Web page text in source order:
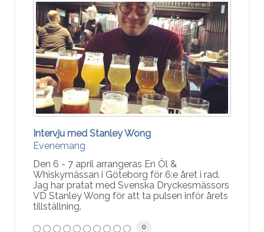
Intervju med Stanley Wong
Evenemang
Den 6 - 7 april arrangeras En Öl &
Whiskymässan i Göteborg för 6:e året i rad.
Jag har pratat med Svenska Dryckesmässors
VD Stanley Wong för att ta pulsen inför årets
tillställning.
0